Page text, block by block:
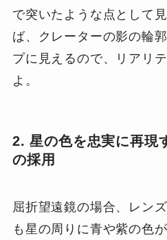
で突いたような点として
ば、クレーターの影の輪
プに見えるので、リアリ
よ。
2. 星の色を忠実に再現
の採用
屈折望遠鏡の場合、レン
も星の周りに青や紫の色